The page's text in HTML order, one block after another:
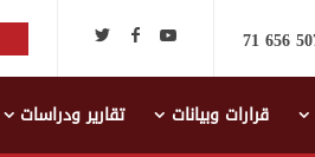
قرارات وبيانات تقارير ودراسات